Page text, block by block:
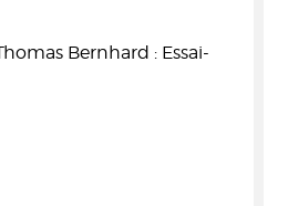
Bernhard : Essai-